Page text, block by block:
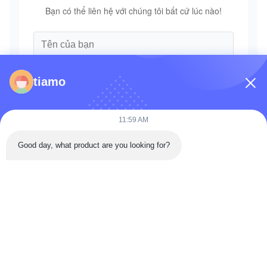
Bạn có thể liên hệ với chúng tôi bất cứ lúc nào!
tiamo
11:59 AM
Good day, what product are you looking for?